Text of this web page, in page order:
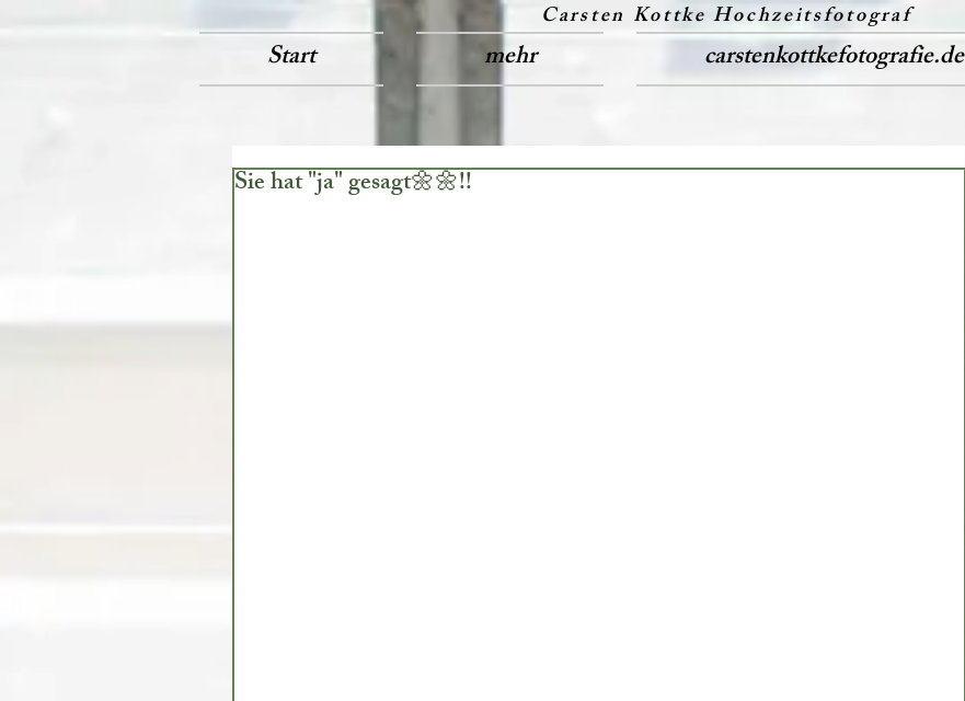
Carsten Kottke Hochzeitsfotograf
Start mehr carstenkottkefotografie.de
Sie hat "ja" gesagt🌼🌼!!